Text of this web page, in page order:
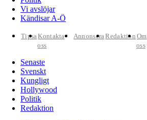
Vi avslöjar
Kändisar A-Ö
TipsaKontakta
oss
AnnonseraRedaktion Om
oss
Senaste
Svenskt
Kungligt
Hollywood
Politik
Redaktion